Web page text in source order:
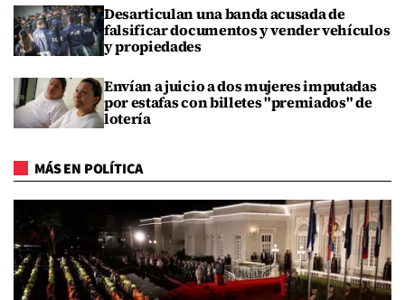
Desarticulan una banda acusada de
falsificar documentos y vender vehículos
y propiedades
Envían a juicio a dos mujeres imputadas
por estafas con billetes "premiados" de
lotería
MÁS EN POLÍTICA